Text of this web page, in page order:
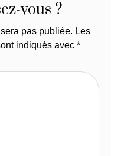
vous ?
pas publiée. Les
indiqués avec *